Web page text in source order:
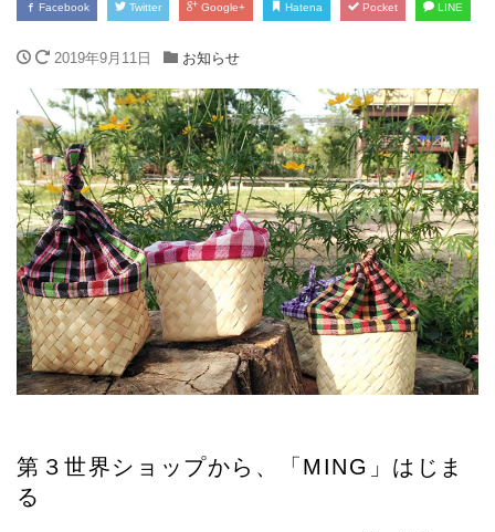
Facebook Twitter Google+ Hatena Pocket LINE
2019年9月11日 お知らせ
第３世界ショップから、「MING」はじま
る